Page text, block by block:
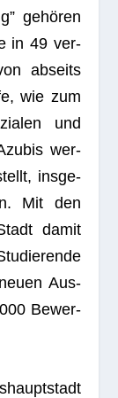
gehö­ren
in 49 ver­
abseits
wie zum
und
wer­
ins­ge­
Mit den
damit
Aus­
Bewer­